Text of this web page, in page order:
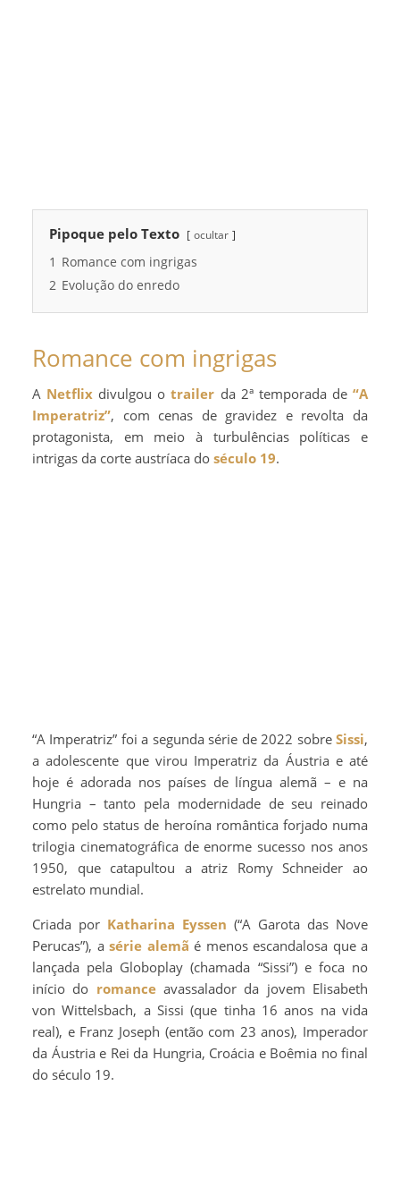
Pipoque pelo Texto ocultar
1 Romance com ingrigas
2 Evolução do enredo
Romance com ingrigas
Netflix divulgou otrailer da 2ª temporada de“A
Imperatriz”, com cenas de gravidez e revolta da
protagonista, em meio à turbulências políticas e
intrigas da corte austríaca do século 19.
“A Imperatriz” foi a segunda série de 2022 sobre Sissi,
a adolescente que virou Imperatriz da Áustria e até
hoje é adorada nos países de língua alemã – e na
Hungria – tanto pela modernidade de seu reinado
como pelo status de heroína romântica forjado numa
trilogia cinematográfica de enorme sucesso nos anos
1950, que catapultou a atriz Romy Schneider ao
estrelato mundial.
Criada por Katharina Eyssen (“A Garota das Nove
Perucas”), a série alemã é menos escandalosa que a
lançada pela Globoplay (chamada “Sissi”) e foca no
início do romanceavassalador da jovem Elisabeth
von Wittelsbach, a Sissi (que tinha 16 anos na vida
real), e Franz Joseph (então com 23 anos), Imperador
da Áustria e Rei da Hungria, Croácia e Boêmia no final
do século 19.